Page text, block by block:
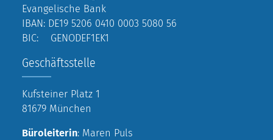
Evangelische Bank
IBAN: DE19 5206 0410 0003 5080 56
BIC: GENODEF1EK1
Geschäftsstelle
Kufsteiner Platz 1
81679 München
Büroleiterin: Maren Puls